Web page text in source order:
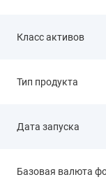
Класс активов
Тип продукта
Дата запуска
Базовая валюта